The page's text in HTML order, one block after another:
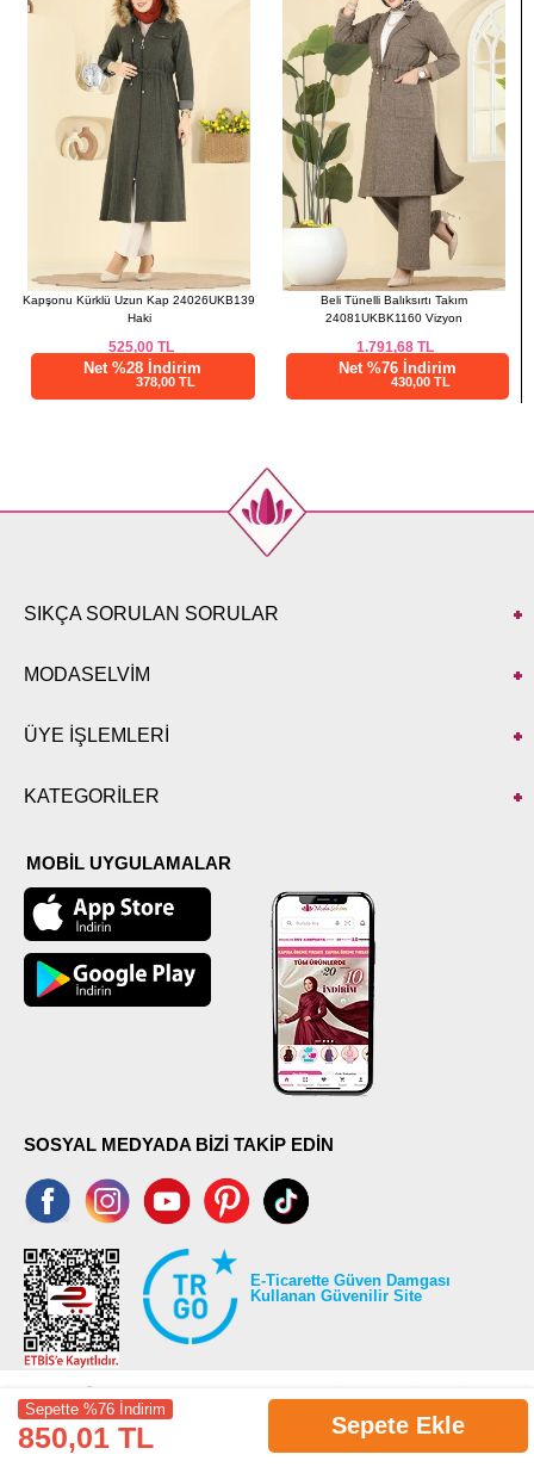
50
115
52
126 115
Sepette %76 İndirim
850,01 TL Sepete Ekle
Kapşonu Kürklü Uzun Kap 24026UKB139
Haki
525,00TL
Net %28 İndirim
378,00 TL
Beli Tünelli Balıksırtı Takım
24081UKBK1160 Vizyon
1.791,68 TL
Net %76 İndirim
430,00 TL
SIKÇA SORULAN SORULAR
MODASELVİM
ÜYE İŞLEMLERİ
KATEGORİLER
MOBİL UYGULAMALAR
SOSYAL MEDYADA BİZİ TAKİP EDİN
E-Ticarette Güven Damgası
Kullanan Güvenilir Site
©2026 Tüm modaselvim.com hakları saklıdır.